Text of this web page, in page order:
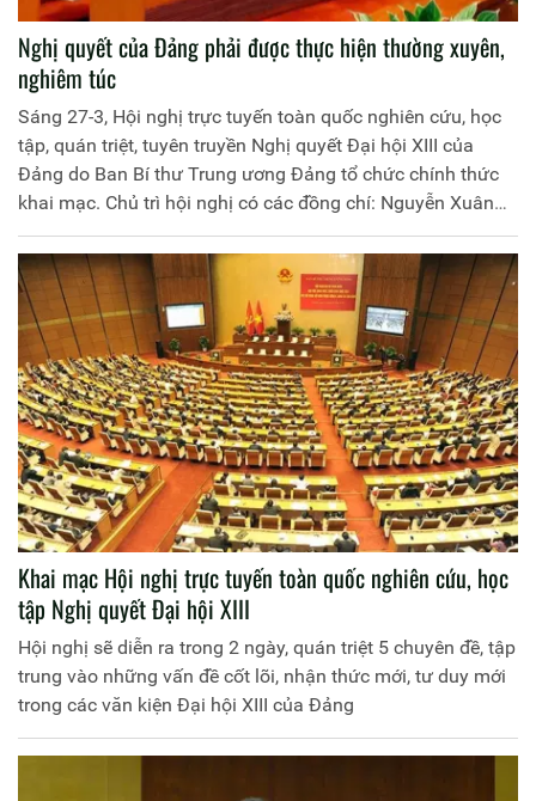
Nghị quyết của Đảng phải được thực hiện thường xuyên,
nghiêm túc
Sáng 27-3, Hội nghị trực tuyến toàn quốc nghiên cứu, học
tập, quán triệt, tuyên truyền Nghị quyết Đại hội XIII của
Đảng do Ban Bí thư Trung ương Đảng tổ chức chính thức
khai mạc. Chủ trì hội nghị có các đồng chí: Nguyễn Xuân
Phúc - Ủy viên Bộ Chính trị, Thủ tướng Chính phủ; Nguyễn
Thị Kim Ngân - Ủy viên Bộ Chính trị khóa XII, Chủ tịch Quốc
hội; Võ Văn Thưởng - Ủy viên Bộ Chính trị, Thường trực Ban
Bí thư.
Khai mạc Hội nghị trực tuyến toàn quốc nghiên cứu, học
tập Nghị quyết Đại hội XIII
Hội nghị sẽ diễn ra trong 2 ngày, quán triệt 5 chuyên đề, tập
trung vào những vấn đề cốt lõi, nhận thức mới, tư duy mới
trong các văn kiện Đại hội XIII của Đảng